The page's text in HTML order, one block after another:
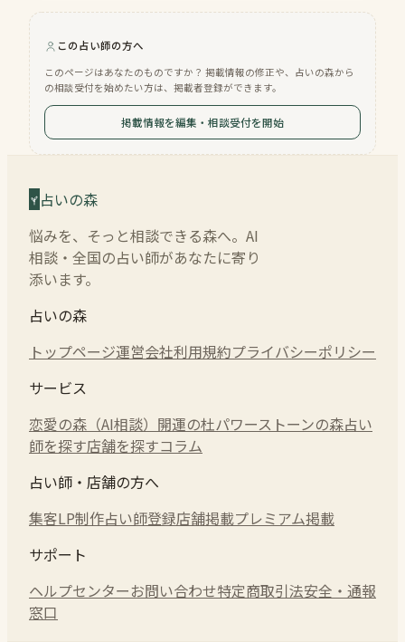
この占い師の方へ
このページはあなたのものですか？ 掲載情報の修正や、占いの森から
の相談受付を始めたい方は、掲載者登録ができます。
掲載情報を編集・相談受付を開始
占いの森
悩みを、そっと相談できる森へ。AI
相談・全国の占い師があなたに寄り
添います。
占いの森
トップページ運営会社利用規約プライバシーポリシー
サービス
恋愛の森（AI相談） 開運の杜パワーストーンの森占い
師を探す店舗を探すコラム
占い師・店舗の方へ
集客LP制作占い師登録店舗掲載プレミアム掲載
サポート
ヘルプセンターお問い合わせ特定商取引法安全・通報
窓口